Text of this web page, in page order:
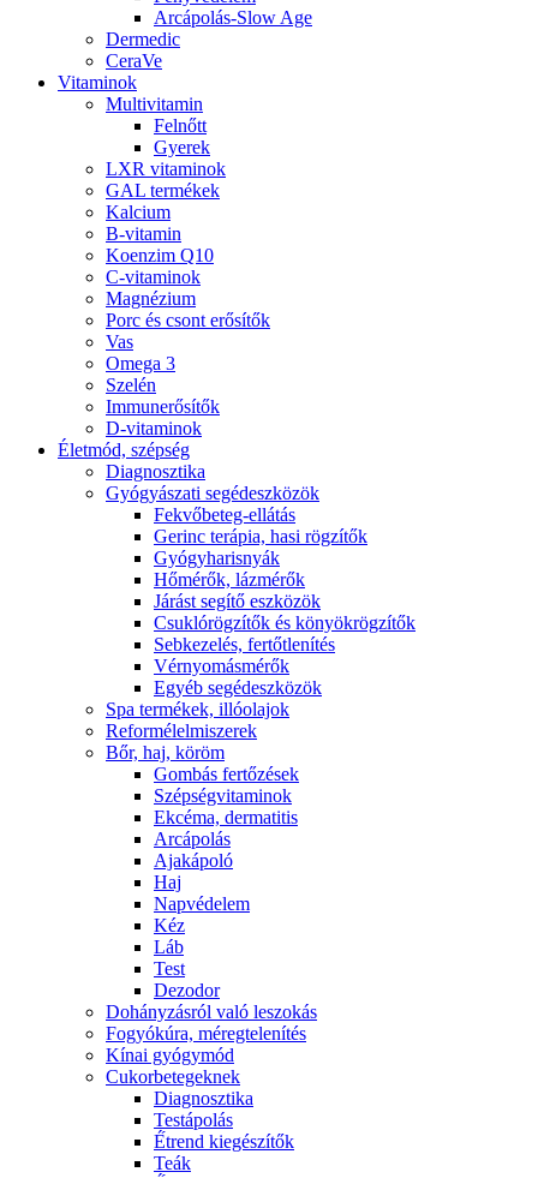
Arcápolás-Slow Age
Dermedic
CeraVe
Vitaminok
Multivitamin
Felnőtt
Gyerek
LXR vitaminok
GAL termékek
Kalcium
B-vitamin
Koenzim Q10
C-vitaminok
Magnézium
Porc és csont erősítők
Vas
Omega 3
Szelén
Immunerősítők
D-vitaminok
Életmód, szépség
Diagnosztika
Gyógyászati segédeszközök
Fekvőbeteg-ellátás
Gerinc terápia, hasi rögzítők
Gyógyharisnyák
Hőmérők, lázmérők
Járást segítő eszközök
Csuklórögzítők és könyökrögzítők
Sebkezelés, fertőtlenítés
Vérnyomásmérők
Egyéb segédeszközök
Spa termékek, illóolajok
Reformélelmiszerek
Bőr, haj, köröm
Gombás fertőzések
Szépségvitaminok
Ekcéma, dermatitis
Arcápolás
Ajakápoló
Haj
Napvédelem
Kéz
Láb
Test
Dezodor
Dohányzásról való leszokás
Fogyókúra, méregtelenítés
Kínai gyógymód
Cukorbetegeknek
Diagnosztika
Testápolás
É́trend kiegészítők
Teák